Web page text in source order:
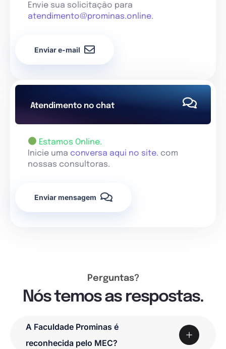
Envie sua solicitação para
atendimento@prominas.online.
Enviar e-mail
Atendimento no chat
Estamos Online.
Inicie uma conversa aqui no site. com
nossas consultoras.
Enviar mensagem
Perguntas?
Nós temos as respostas.
A Faculdade Prominas é
reconhecida pelo MEC?